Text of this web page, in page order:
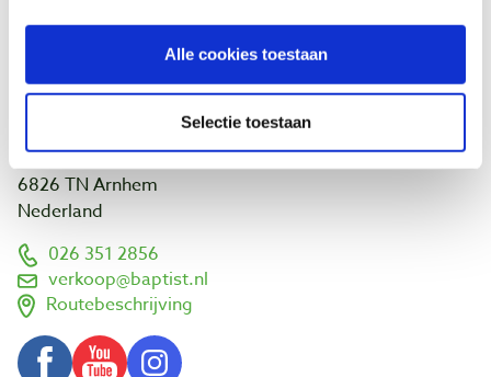
Alle cookies toestaan
Selectie toestaan
Links en adressen
Vlamoven 32
6826 TN Arnhem
Nederland
026 351 2856
verkoop@baptist.nl
Routebeschrijving